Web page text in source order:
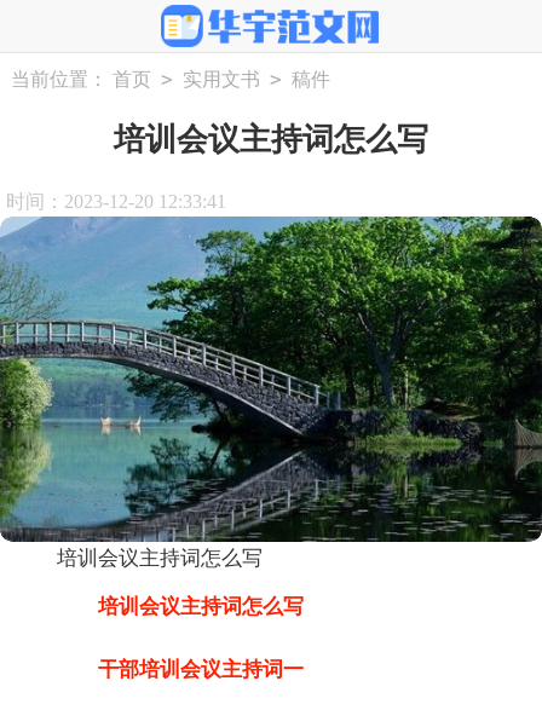
当前位置： 首页 > 实用文书 > 稿件
培训会议主持词怎么写
时间：2023-12-20 12:33:41
培训会议主持词怎么写
培训会议主持词怎么写
干部培训会议主持词一